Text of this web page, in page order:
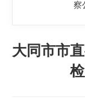
察
大同市市